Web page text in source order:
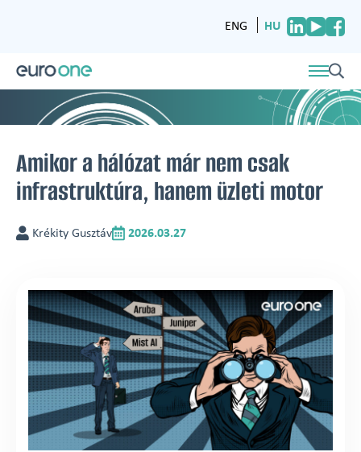
ENG HU
Amikor a hálózat már nem csak
infrastruktúra, hanem üzleti motor
Krékity Gusztáv 2026.03.27